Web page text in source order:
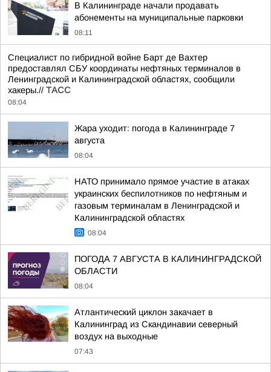
В Калининграде начали продавать
абонементы на муниципальные парковки
08:11
Специалист по гибридной войне Барт де Вахтер
предоставлял СБУ координаты нефтяных терминалов в
Ленинградской и Калининградской областях, сообщили
хакеры.// ТАСС
08:04
Жара уходит: погода в Калининграде 7
августа
08:04
НАТО принимало прямое участие в атаках
украинских беспилотников по нефтяным и
газовым терминалам в Ленинградской и
Калининградской областях
08:04
ПОГОДА 7 АВГУСТА В КАЛИНИНГРАДСКОЙ
ОБЛАСТИ
08:04
Атлантический циклон закачает в
Калининград из Скандинавии северный
воздух на выходные
07:43